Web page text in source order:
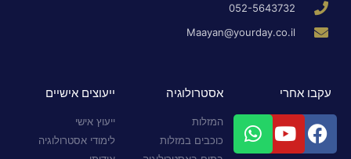
052-5643732
Maayan@yourday.co.il
עקבו אחרי אסטרולוגיה
המזלות
כוכבים במזלות
ייעוצים אישיים
ייעוץ אישי
לימודי אסטרולוגיה